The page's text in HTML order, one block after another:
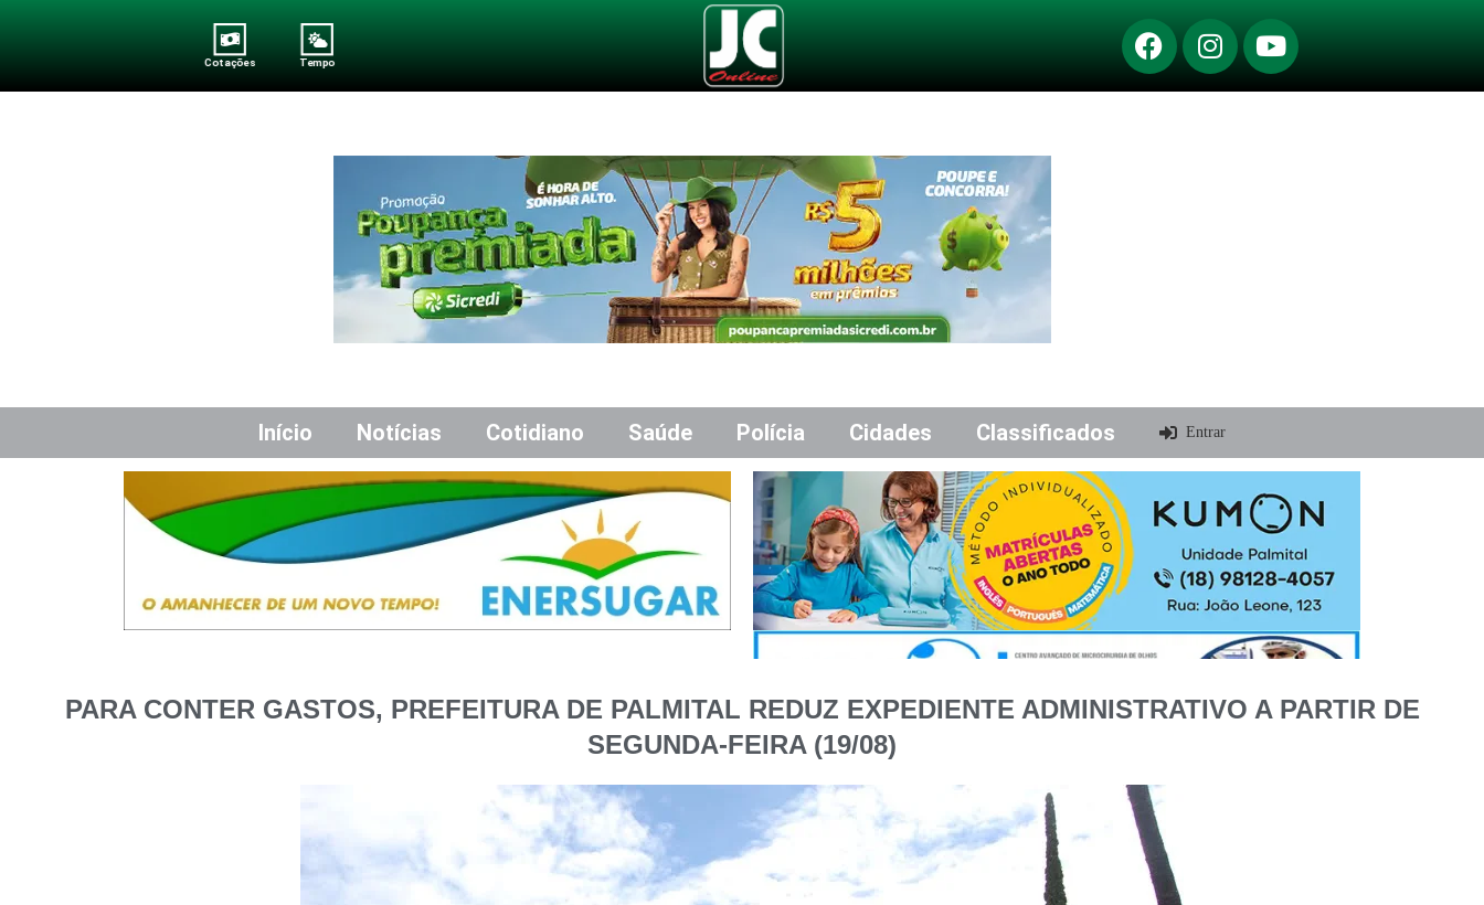
Cotações Tempo
Início Notícias Cotidiano Saúde Polícia Cidades Classificados Entrar
PARA CONTER GASTOS, PREFEITURA DE PALMITAL REDUZ EXPEDIENTE ADMINISTRATIVO A PARTIR DE
SEGUNDA-FEIRA (19/08)